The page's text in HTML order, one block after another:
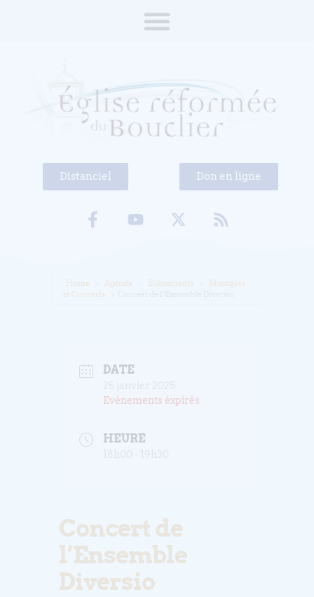
Distanciel Don en ligne
Home Agenda Evénements
Musiques
et Concerts
DATE
Evénements éxpirés
HEURE
Concert de
l’Ensemble
Diversio